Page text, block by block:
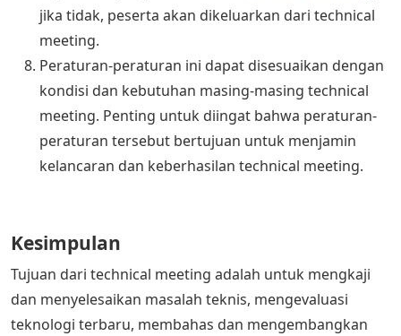
jika tidak, peserta akan dikeluarkan dari technical
meeting.
Peraturan-peraturan ini dapat disesuaikan dengan
kondisi dan kebutuhan masing-masing technical
meeting. Penting untuk diingat bahwa peraturan-
peraturan tersebut bertujuan untuk menjamin
kelancaran dan keberhasilan technical meeting.
Kesimpulan
Tujuan dari technical meeting adalah untuk mengkaji
dan menyelesaikan masalah teknis, mengevaluasi
teknologi terbaru, membahas dan mengembangkan